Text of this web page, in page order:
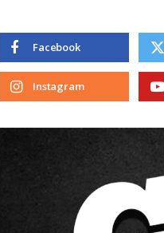
Facebook
Instagram